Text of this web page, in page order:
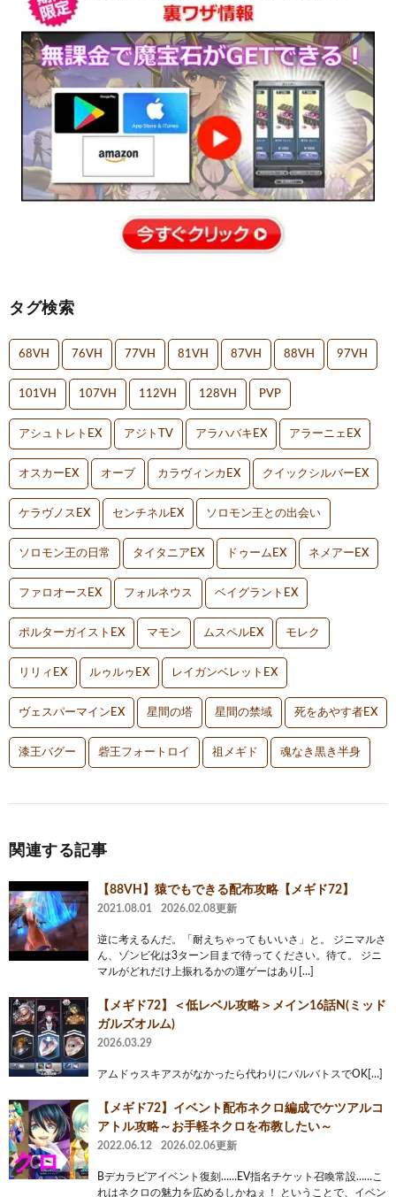
タグ検索
68VH 76VH 77VH 81VH 87VH 88VH 97VH
101VH 107VH 112VH 128VH PVP
アシュトレトEX アジトTV アラハバキEX アラーニェEX
オスカーEX オーブ カラヴィンカEX クイックシルバーEX
ケラヴノスEX センチネルEX ソロモン王との出会い
ソロモン王の日常 タイタニアEX ドゥームEX ネメアーEX
ファロオースEX フォルネウス ベイグラントEX
ポルターガイストEX マモン ムスペルEX モレク
リリィEX ルゥルゥEX レイガンベレットEX
ヴェスパーマインEX 星間の塔 星間の禁域 死をあやす者EX
漆王バグー 砦王フォートロイ 祖メギド 魂なき黒き半身
関連する記事
【88VH】猿でもできる配布攻略【メギド72】
2021.08.01 2026.02.08更新
逆に考えるんだ。「耐えちゃってもいいさ」と。 ジニマルさ
ん、ゾンビ化は3ターン目まで待ってください。待て。 ジニ
マルがどれだけ上振れるかの運ゲーはあり[…]
【メギド72】＜低レベル攻略＞メイン16話N(ミッド
ガルズオルム)
2026.03.29
アムドゥスキアスがなかったら代わりにバルバトスでOK[…]
【メギド72】イベント配布ネクロ編成でケツアルコ
アトル攻略～お手軽ネクロを布教したい～
2022.06.12 2026.02.06更新
Bデカラビアイベント復刻……EV指名チケット召喚常設……こ
れはネクロの魅力を広めるしかねぇ！ ということで、イベン